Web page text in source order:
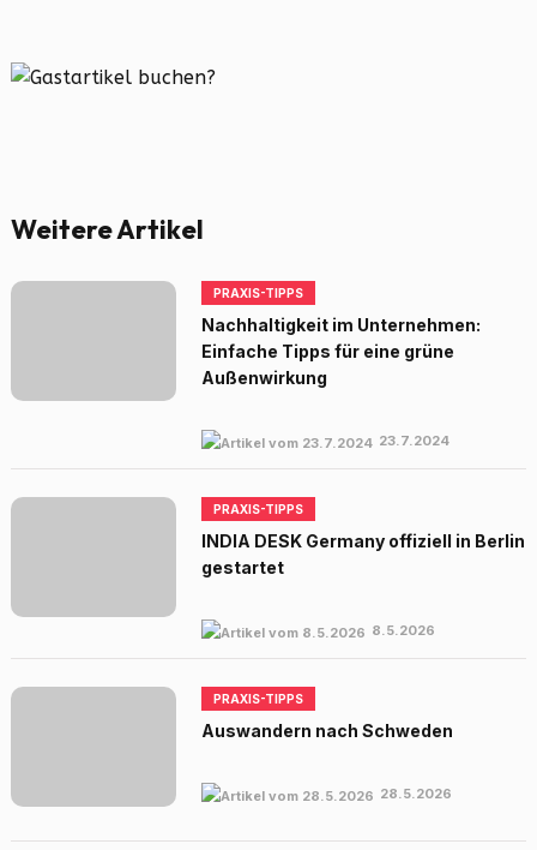
Weitere Artikel
PRAXIS-TIPPS
Nachhaltigkeit im Unternehmen:
Einfache Tipps für eine grüne
Außenwirkung
23.7.2024
PRAXIS-TIPPS
INDIA DESK Germany offiziell in Berlin
gestartet
8.5.2026
PRAXIS-TIPPS
Auswandern nach Schweden
28.5.2026